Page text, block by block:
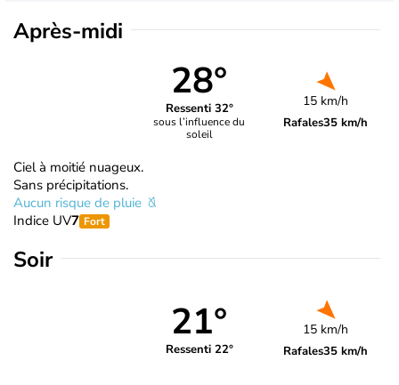
Après-midi
28°
Ressenti 32°
sous l’influence du
soleil
15 km/h
Rafales35 km/h
Ciel à moitié nuageux.
Sans précipitations.
Aucun risque de pluie
Indice UV7 Fort
Soir
21°
Ressenti 22°
15 km/h
Rafales35 km/h